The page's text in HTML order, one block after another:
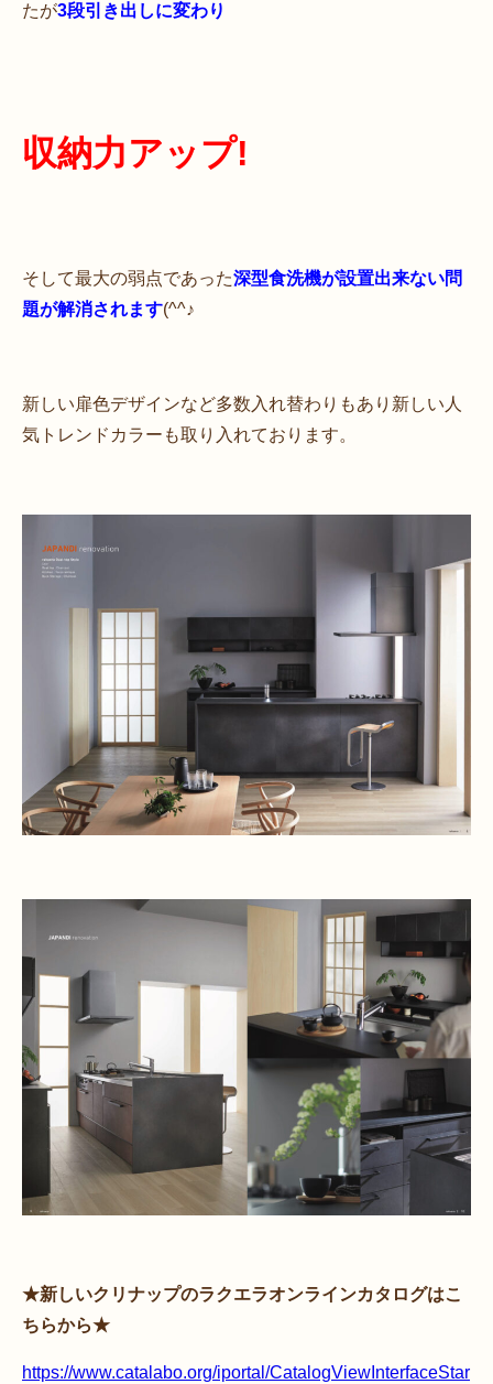
たが3段引き出しに変わり
収納力アップ!
そして最大の弱点であった深型食洗機が設置出来ない問
題が解消されます(^^♪
新しい扉色デザインなど多数入れ替わりもあり新しい人
気トレンドカラーも取り入れております。
★新しいクリナップのラクエラオンラインカタログはこ
ちらから★
https://www.catalabo.org/iportal/CatalogViewInterfaceStar